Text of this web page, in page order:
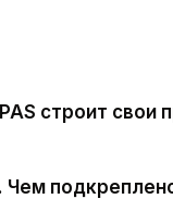
строит
Чем